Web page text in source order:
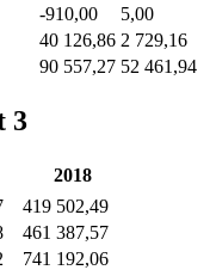
-910,00
5,00
40 126,86 2 729,16
90 557,27 52 461,94
3
2018
419 502,49
461 387,57
741 192,06